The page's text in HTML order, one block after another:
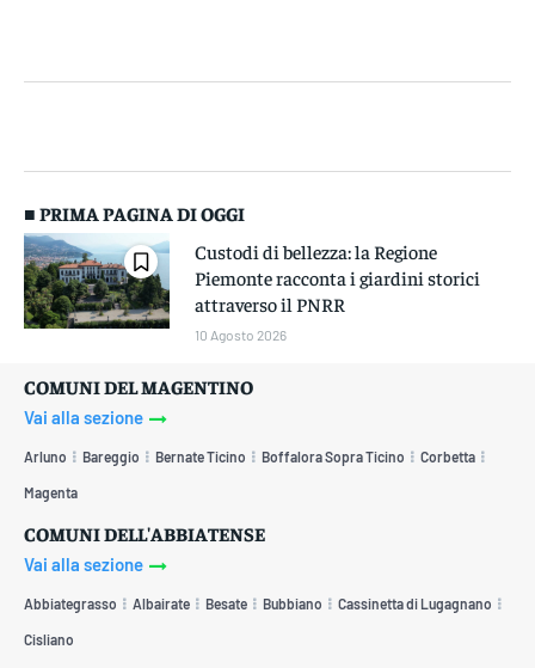
■ PRIMA PAGINA DI OGGI
Custodi di bellezza: la Regione
Piemonte racconta i giardini storici
attraverso il PNRR
10 Agosto 2026
COMUNI DEL MAGENTINO
Vai alla sezione
Arluno Bareggio Bernate Ticino Boffalora Sopra Ticino Corbetta
Magenta
COMUNI DELL'ABBIATENSE
Vai alla sezione
Abbiategrasso Albairate Besate Bubbiano Cassinetta di Lugagnano
Cisliano